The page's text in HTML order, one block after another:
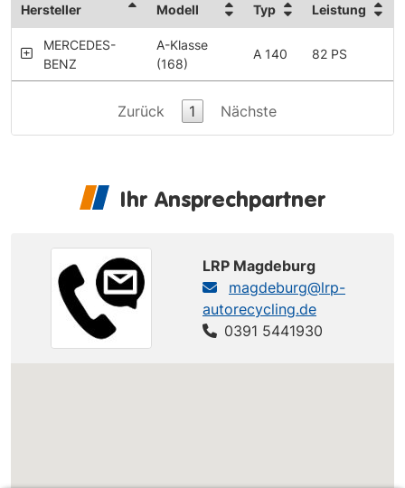
Hersteller Modell Typ Leistung
MERCEDES-
BENZ
A-Klasse
(168)
A 140 82 PS
Zurück 1 Nächste
Ihr Ansprechpartner
LRP Magdeburg
magdeburg@lrp-
autorecycling.de
0391 5441930